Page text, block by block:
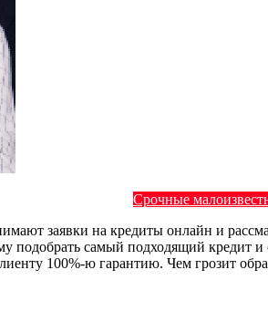
Срочные
заявки на кредиты онлайн и
подобрать самый подходящий кредит
100%-ю гарантию. Чем грозит